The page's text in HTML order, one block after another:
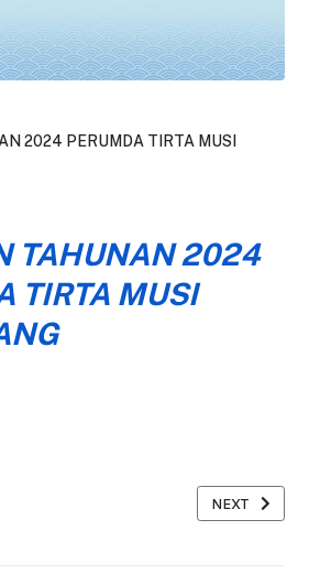
2024 PERUMDA TIRTA MUSI
TAHUNAN 2024
TIRTA MUSI
PURNATUGAS BAPAK ANDI WIJAYA ADANI
NEXT ARTICLE:
NEXT